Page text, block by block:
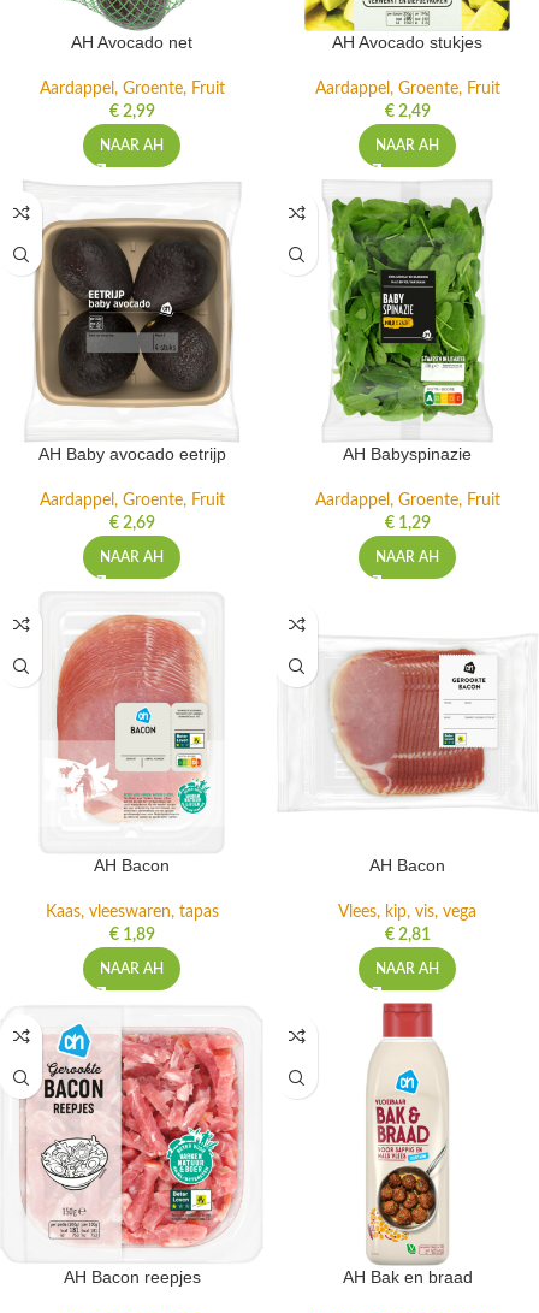
AH Avocado net
Aardappel, Groente, Fruit
€2,99
NAAR AH
AH Avocado stukjes
Aardappel, Groente, Fruit
€2,49
NAAR AH
AH Baby avocado eetrijp
Aardappel, Groente, Fruit
€2,69
NAAR AH
AH Babyspinazie
Aardappel, Groente, Fruit
€1,29
NAAR AH
AH Bacon
Kaas, vleeswaren, tapas
€1,89
NAAR AH
AH Bacon
Vlees, kip, vis, vega
€2,81
NAAR AH
AH Bacon reepjes AH Bak en braad